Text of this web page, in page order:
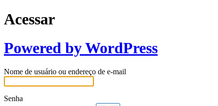
Acessar
Powered by WordPress
Nome de usuário ou endereço de e-mail
Senha